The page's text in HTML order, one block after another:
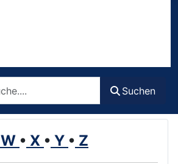
Suchen
W • X • Y • Z